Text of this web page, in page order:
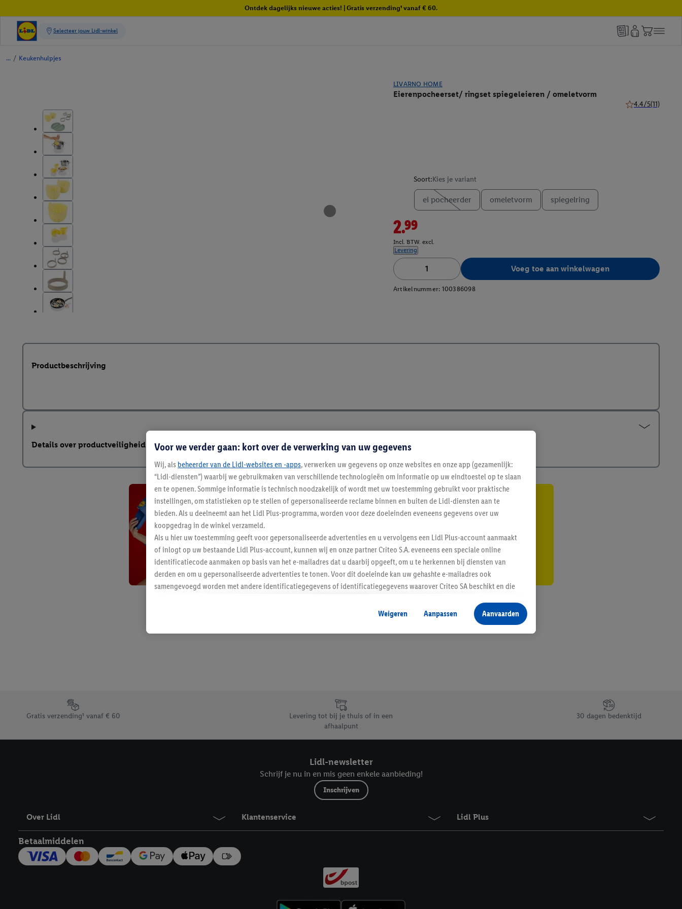
Ontdek dagelijks nieuwe acties! | Gratis verzending¹ vanaf € 60.
/ Keukenhulpjes
LIVARNO HOME
Eierenpocheerset/ ringset spiegeleieren / omeletvorm
4.4/5(11)
Soort:Kies je variant
ei pocheerder omeletvorm spiegelring
2.99
Incl. BTW. excl.
Levering
Voeg toe aan winkelwagen
Artikelnummer: 100386098
Productbeschrijving
Details over productveiligheid
Blijf op de hoogte
Inschrijven
Footerelement met de verschillende USPs van Lidl.be
Gratis verzending¹ vanaf € 60
Levering tot bij je thuis of in een
afhaalpunt
30 dagen bedenktijd
Lidl-newsletter
Schrijf je nu in en mis geen enkele aanbieding!
Inschrijven
Over Lidl Klantenservice Lidl Plus
Betaalmiddelen
Voor we verder gaan: kort over de verwerking van uw gegevens
Wij, als beheerder van de Lidl-websites en -apps, verwerken uw gegevens op onze websites en onze app (gezamenlijk:
“Lidl-diensten”) waarbij we gebruikmaken van verschillende technologieën om informatie op uw eindtoestel op te slaan
en te openen. Sommige informatie is technisch noodzakelijk of wordt met uw toestemming gebruikt voor praktische
instellingen, om statistieken op te stellen of gepersonaliseerde reclame binnen en buiten de Lidl-diensten aan te
bieden. Als u deelneemt aan het Lidl Plus-programma, worden voor deze doeleinden eveneens gegevens over uw
koopgedrag in de winkel verzameld.
Als u hier uw toestemming geeft voor gepersonaliseerde advertenties en u vervolgens een Lidl Plus-account aanmaakt
of inlogt op uw bestaande Lidl Plus-account, kunnen wij en onze partner Criteo S.A. eveneens een speciale online
identificatiecode aanmaken op basis van het e-mailadres dat u daarbij opgeeft, om u te herkennen bij diensten van
derden en om u gepersonaliseerde advertenties te tonen. Voor dit doeleinde kan uw gehashte e-mailadres ook
samengevoegd worden met andere identificatiegegevens of identificatiegegevens waarover Criteo SA beschikt en die
Als u hiermee akkoord gaat, kunnen advertenties in het kader van retargeting, d.w.z. advertenties voor producten waarin
u interesse hebt getoond (bijvoorbeeld door het product in de webshop aan uw winkelmandje toe te voegen, maar het
niet te kopen), ook op verschillende apparaten en verschillende Lidl-diensten worden weergegeven als er met behulp
waaronder de bewaartermijn van de gegevens en uw recht om uw toestemming te allen tijde met vooruitwerkende
privacyverklaring .Je vindt het impressum hier.
Weigeren Aanpassen Aanvaarden